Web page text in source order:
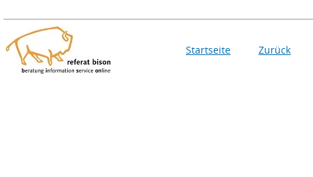
Startseite Zurück